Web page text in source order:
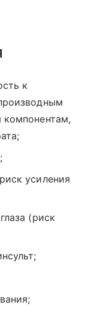
к
компонентам,
усиления
(риск